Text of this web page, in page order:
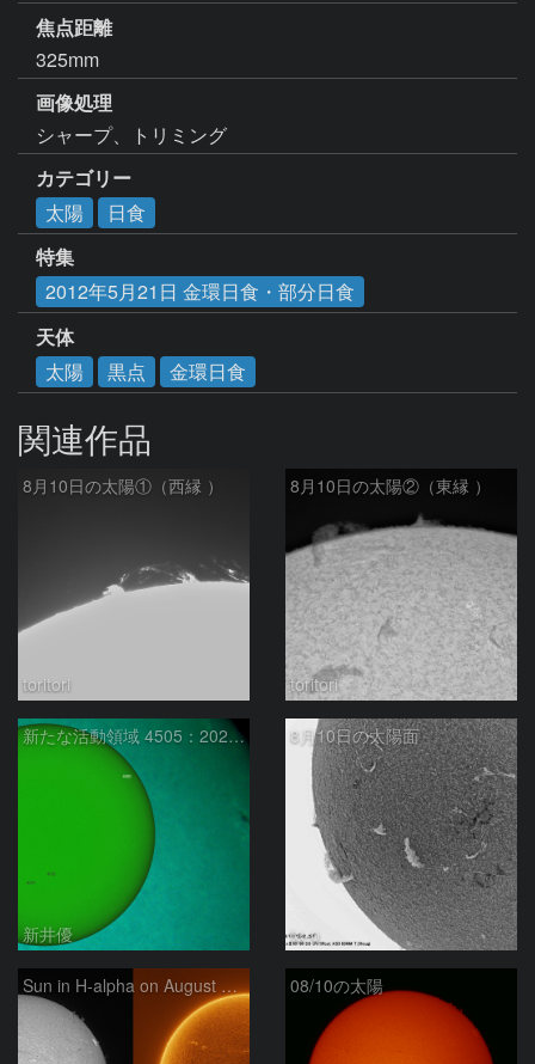
焦点距離
325mm
画像処理
シャープ、トリミング
カテゴリー
太陽
日食
特集
2012年5月21日 金環日食・部分日食
天体
太陽
黒点 金環日食
関連作品
8月10日の太陽①（西縁 ）
toritori
8月10日の太陽②（東縁 ）
toritori
新たな活動領域 4505：2026/08/10
新井優
8月10日の太陽面
ta-o
Sun in H-alpha on August 10, 2026 08/10の太陽